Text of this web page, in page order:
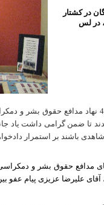
در کشتار
سیاسی رژیم اسلامی در سال 1367، در لس
روز یکشنبه 8 سپتامبر بنا به دعوت 4 نهاد
تا ضمن گرامی داشت یاد
مدافع حقوق بشر و
آقای علیرضا عزیزی پیام عفو